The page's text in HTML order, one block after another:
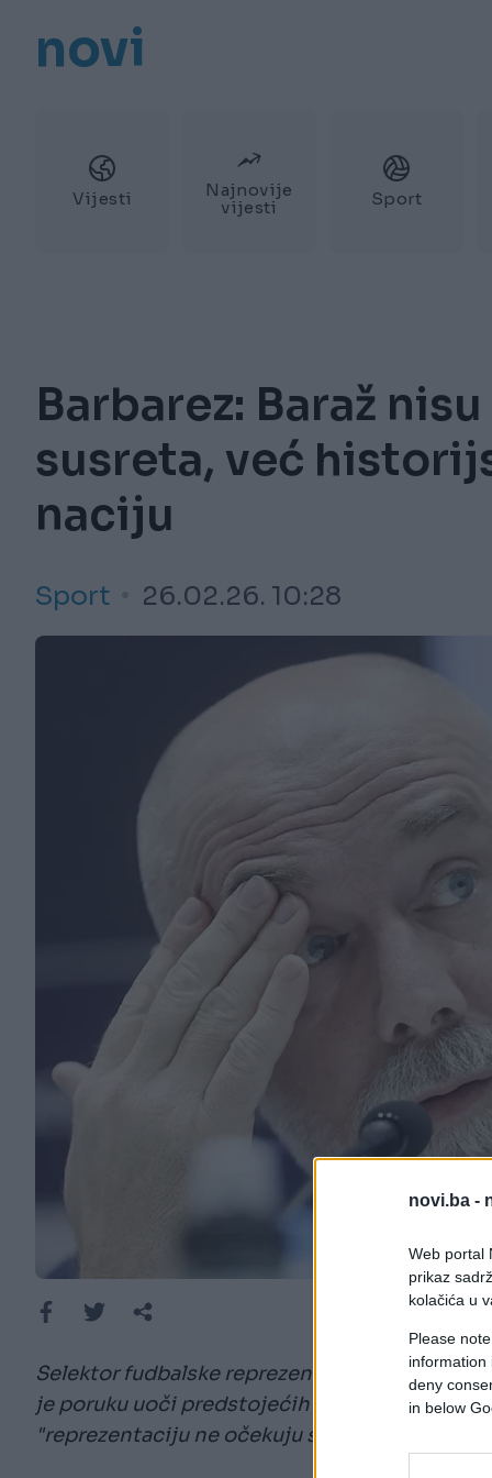
novi.ba -
Web portal
prikaz
kolačića u
Please
information
deny
in below
novi
Vijesti
Najnovije
vijesti
Sport
Barbarez: Baraž
susreta, već
naciju
Sport 26.02.26. 10:28
Selektor fudbalske reprezentacije Bosne i
je poruku uoči predstojećih utakmica baraža
"reprezentaciju ne očekuju samo dva teška